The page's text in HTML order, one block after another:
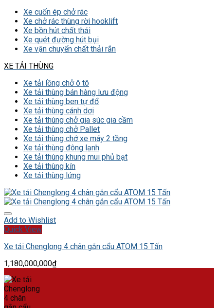
Xe cuốn ép chở rác
Xe chở rác thùng rời hooklift
Xe bồn hút chất thải
Xe quét đường hút bụi
Xe vận chuyển chất thải rắn
XE TẢI THÙNG
Xe tải lồng chở ô tô
Xe tải thùng bán hàng lưu động
Xe tải thùng ben tự đổ
Xe tải thùng cánh dơi
Xe tải thùng chở gia súc gia cầm
Xe tải thùng chở Pallet
Xe tải thùng chở xe máy 2 tầng
Xe tải thùng đông lạnh
Xe tải thùng khung mui phủ bạt
Xe tải thùng kín
Xe tải thùng lửng
Add to Wishlist
Quick View
Xe tải Chenglong 4 chân gắn cẩu ATOM 15 Tấn
1,180,000,000₫